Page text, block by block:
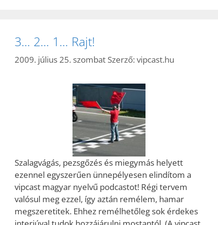
3… 2… 1… Rajt!
2009. július 25. szombat Szerző: vipcast.hu
Szalagvágás, pezsgőzés és miegymás helyett
ezennel egyszerűen ünnepélyesen elindítom a
vipcast magyar nyelvű podcastot! Régi tervem
valósul meg ezzel, így aztán remélem, hamar
megszeretitek. Ehhez remélhetőleg sok érdekes